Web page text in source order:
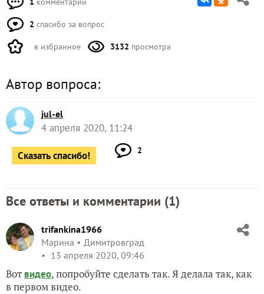
2 спасибо за вопрос
в избранное 3132 просмотра
Автор вопроса:
jul-el
4 апреля 2020, 11:24
Сказать спасибо! 2
Все ответы и комментарии (1)
trifankina1966
Марина
Димитровград
13 апреля 2020, 09:46
Вот видео, попробуйте сделать так. Я делала так, как
в первом видео.